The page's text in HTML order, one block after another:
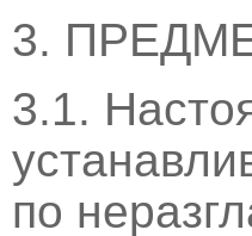
3.
3.1.
по